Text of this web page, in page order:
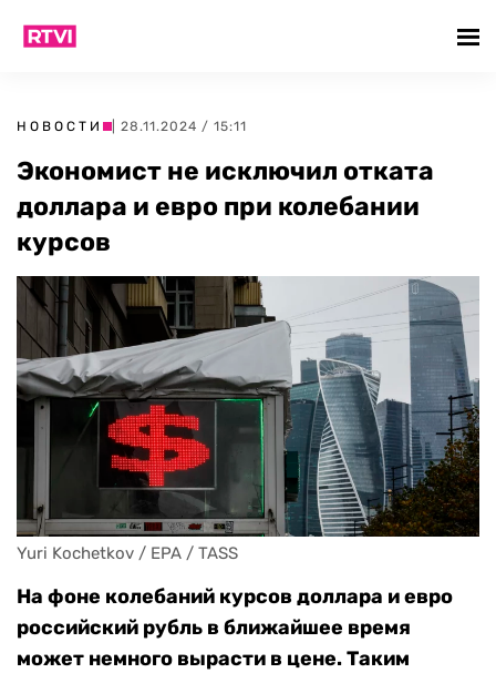
НОВОСТИ | 28.11.2024 / 15:11
Экономист не исключил отката
доллара и евро при колебании
курсов
Yuri Kochetkov / EPA / TASS
На фоне колебаний курсов доллара и евро
российский рубль в ближайшее время
может немного вырасти в цене. Таким